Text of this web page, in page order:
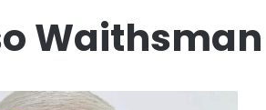
Waithsman